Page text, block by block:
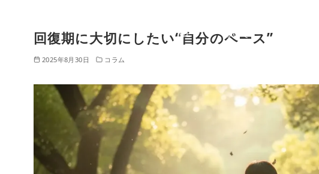
ME
ついて
回復期に大切にしたい“自分のペース”
2025年8月30日 コラム